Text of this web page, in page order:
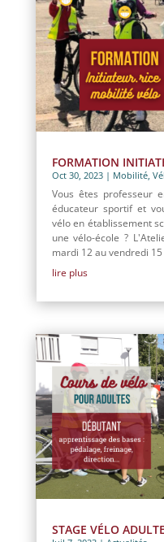
FORMATION
Oct 30, 2023| Mobilité,
Vous êtes professeur
éducateur sportif et
vélo en établissement
une vélo-école ?
mardi 12 au vendredi
lire plus
STAGE VÉLO